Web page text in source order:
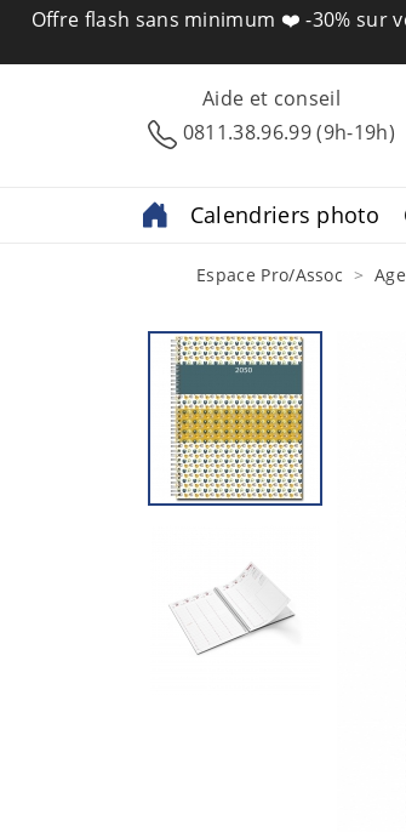
Offre flash sans minimum ❤️-30% sur
Aide et conseil
0811.38.96.99 (9h-19h)
Calendriers photo
Espace Pro/Assoc